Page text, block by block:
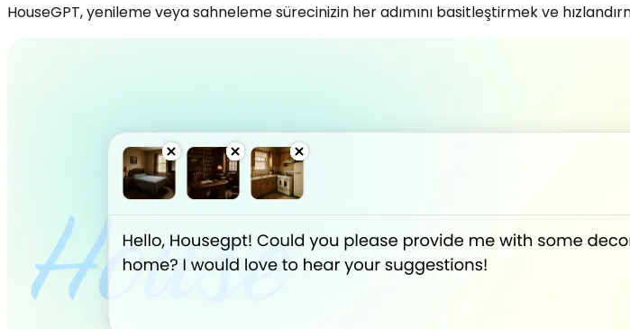
HouseGPT, yenileme veya sahneleme sürecinizin her adımını basitleştirmek ve